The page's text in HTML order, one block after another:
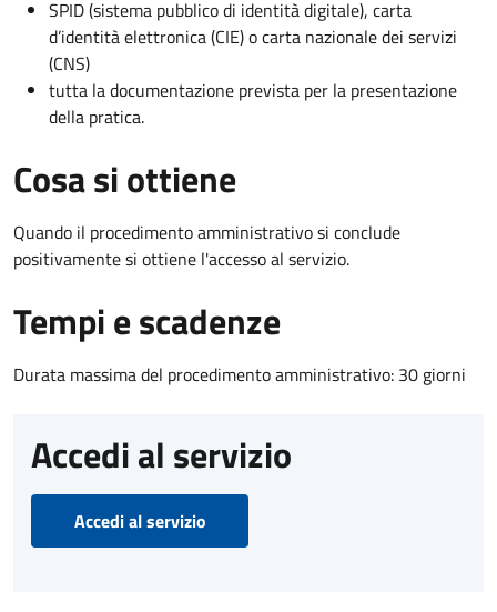
SPID (sistema pubblico di identità digitale), carta
d’identità elettronica (CIE) o carta nazionale dei servizi
(CNS)
tutta la documentazione prevista per la presentazione
della pratica.
Cosa si ottiene
Quando il procedimento amministrativo si conclude
positivamente si ottiene l'accesso al servizio.
Tempi e scadenze
Durata massima del procedimento amministrativo: 30 giorni
Accedi al servizio
Accedi al servizio